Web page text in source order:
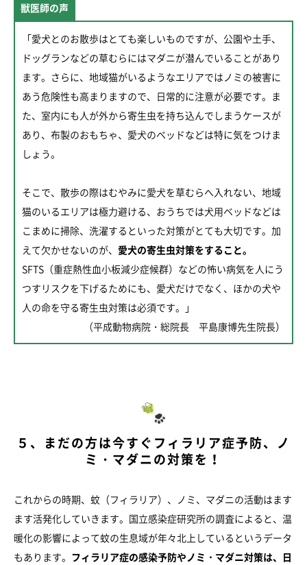
獣医師の声
「愛犬とのお散歩はとても楽しいものですが、公園や土手、
ドッグランなどの草むらにはマダニが潜んでいることがあり
ます。さらに、地域猫がいるようなエリアではノミの被害に
あう危険性も高まりますので、日常的に注意が必要です。ま
た、室内にも人が外から寄生虫を持ち込んでしまうケースが
あり、布製のおもちゃ、愛犬のベッドなどは特に気をつけま
しょう。
そこで、散歩の際はむやみに愛犬を草むらへ入れない、地域
猫のいるエリアは極力避ける、おうちでは犬用ベッドなどは
こまめに掃除、洗濯するといった対策がとても大切です。加
えて欠かせないのが、 愛犬の寄生虫対策をすること。
SFTS（重症熱性血小板減少症候群）などの怖い病気を人にう
つすリスクを下げるためにも、愛犬だけでなく、ほかの犬や
人の命を守る寄生虫対策は必須です。」
（平成動物病院・総院長 平島康博先生院長）
５、まだの方は今すぐフィラリア症予防、ノ
ミ・マダニの対策を！
これからの時期、蚊（フィラリア）、ノミ、マダニの活動はます
ます活発化していきます。国立感染症研究所の調査によると、温
暖化の影響によって蚊の生息域が年々北上しているというデータ
もあります。 フィラリア症の感染予防やノミ・マダニ対策は、日